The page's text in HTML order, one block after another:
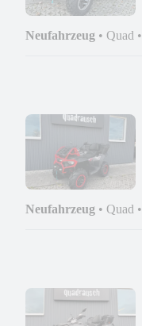
Neufahrzeug • Quad •
Neufahrzeug • Quad •